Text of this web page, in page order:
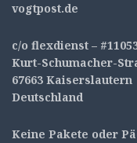
vogtpost.de
c/o flexdienst –
Kurt-Schumacher-
67663 Kaiserslautern
Deutschland
Keine Pakete oder